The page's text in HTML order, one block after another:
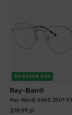
WYSYŁKA 24H
Ray-Ban®
Ray-Ban® 6465 2501 51
378,99 zł